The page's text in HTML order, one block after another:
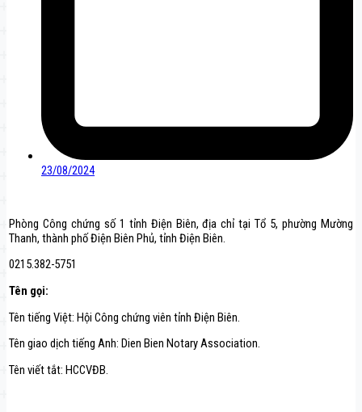
23/08/2024
Phòng Công chứng số 1 tỉnh Điện Biên, địa chỉ tại Tổ 5, phường Mường
Thanh, thành phố Điện Biên Phủ, tỉnh Điện Biên.
0215.382-5751
Tên gọi:
Tên tiếng Việt: Hội Công chứng viên tỉnh Điện Biên.
Tên giao dịch tiếng Anh: Dien Bien Notary Association.
Tên viết tắt: HCCVĐB.